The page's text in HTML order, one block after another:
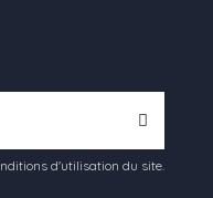
d'utilisation du site.